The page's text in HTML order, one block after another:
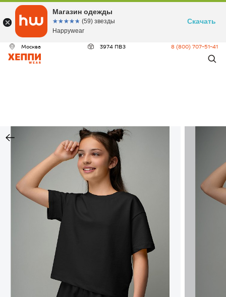
Москва 3974 ПВЗ 8 (800) 707-51-41
Магазин одежды
☆☆☆☆☆
★★★★★ (59) звезды
Happywear
Скачать